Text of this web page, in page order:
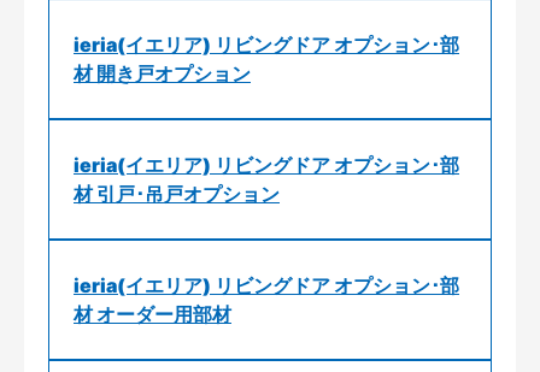
ieria(イエリア) リビングドア オプション･部
材 開き戸オプション
ieria(イエリア) リビングドア オプション･部
材 引戸･吊戸オプション
ieria(イエリア) リビングドア オプション･部
材 オーダー用部材